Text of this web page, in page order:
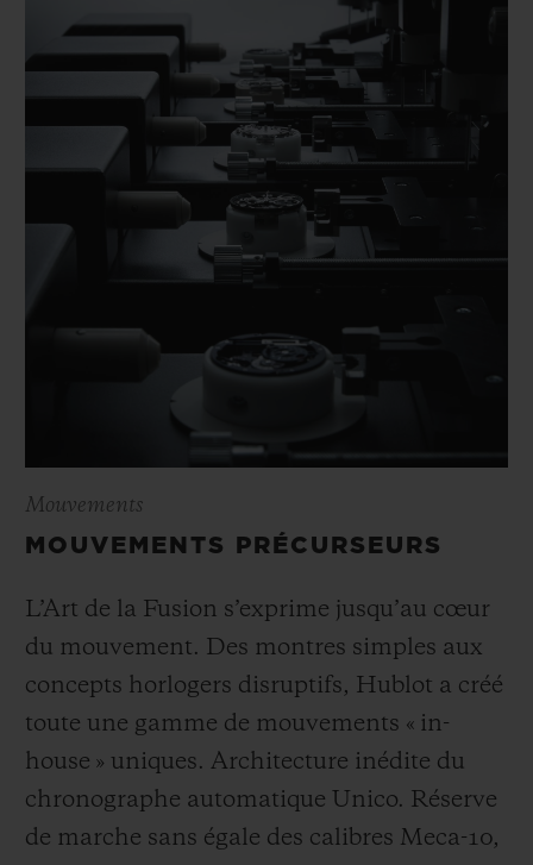
Mouvements
MOUVEMENTS PRÉCURSEURS
L’Art de la Fusion s’exprime jusqu’au cœur
du mouvement. Des montres simples aux
concepts horlogers disruptifs, Hublot a créé
toute une gamme de mouvements « in-
house » uniques. Architecture inédite du
chronographe automatique Unico. Réserve
de marche sans égale des calibres Meca-10,